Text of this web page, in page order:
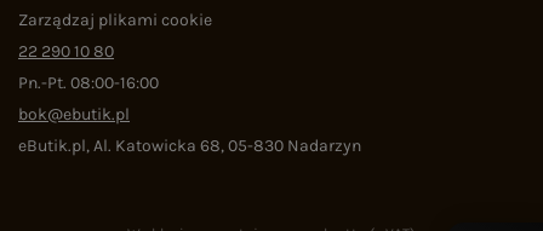
Zarządzaj plikami cookie
22 290 10 80
Pn.-Pt. 08:00-16:00
bok@ebutik.pl
eButik.pl,Al. Katowicka 68,05-830 Nadarzyn